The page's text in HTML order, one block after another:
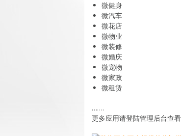
微健身
微汽车
微花店
微物业
微装修
微婚庆
微宠物
微家政
微租赁
…….
更多应用请登陆管理后台查看